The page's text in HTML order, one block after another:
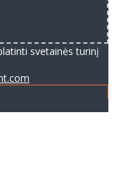
svetainės turinį